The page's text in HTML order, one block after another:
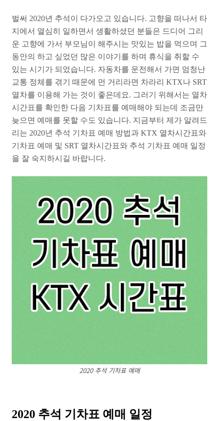
벌써 2020년 추석이 다가오고 있습니다. 고향을 떠나서 타
지에서 열심히 일하면서 생활하셨던 분들은 드디어 그리
운 고향에 가서 부모님이 해주시는 맛있는 밥을 먹으며 그
동안의 하고 싶었던 많은 이야기를 하며 휴식을 취할 수
있는 시기가 되었습니다. 자동차를 운전해서 가면 엄청난
교통 정체를 겪기 때문에 먼 거리라면 차라리 KTX나 SRT
열차를 이용해 가는 것이 좋은데요. 그러기 위해서는 열차
시간표를 확인한 다음 기차표를 예매해야 되는데 조금만
늦으면 예매를 못할 수도 있습니다. 지금부터 제가 알려드
리는 2020년 추석 기차표 예매 방법과 KTX 열차시간표와
기차표 예매 및 SRT 열차시간표와 추석 기차표 예매 일정
을 잘 숙지하시길 바랍니다.
2020 추석 기차표 예매
2020 추석 기차표 예매 일정